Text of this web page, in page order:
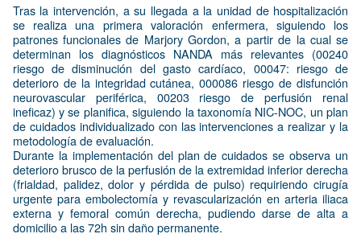
Tras la intervención, a su llegada a la unidad de hospitalización
se realiza una primera valoración enfermera, siguiendo los
patrones funcionales de Marjory Gordon, a partir de la cual se
determinan los diagnósticos NANDA más relevantes (00240
riesgo de disminución del gasto cardíaco, 00047: riesgo de
deterioro de la integridad cutánea, 000086 riesgo de disfunción
neurovascular periférica, 00203 riesgo de perfusión renal
ineficaz) y se planifica, siguiendo la taxonomía NIC-NOC, un plan
de cuidados individualizado con las intervenciones a realizar y la
metodología de evaluación.
Durante la implementación del plan de cuidados se observa un
deterioro brusco de la perfusión de la extremidad inferior derecha
(frialdad, palidez, dolor y pérdida de pulso) requiriendo cirugía
urgente para embolectomía y revascularización en arteria iliaca
externa y femoral común derecha, pudiendo darse de alta a
domicilio a las 72h sin daño permanente.